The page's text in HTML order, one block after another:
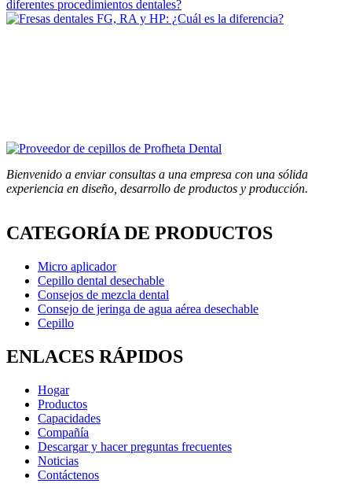
Bienvenido a enviar consultas a una empresa con una sólida
experiencia en diseño, desarrollo de productos y producción.
CATEGORÍA DE PRODUCTOS
Micro aplicador
Cepillo dental desechable
Consejos de mezcla dental
Consejo de jeringa de agua aérea desechable
Cepillo
ENLACES RÁPIDOS
Hogar
Productos
Capacidades
Compañía
Descargar y hacer preguntas frecuentes
Noticias
Contáctenos